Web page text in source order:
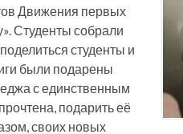
Движения первых
Студенты собрали
студенты и
были подарены
с единственным
подарить её
своих новых